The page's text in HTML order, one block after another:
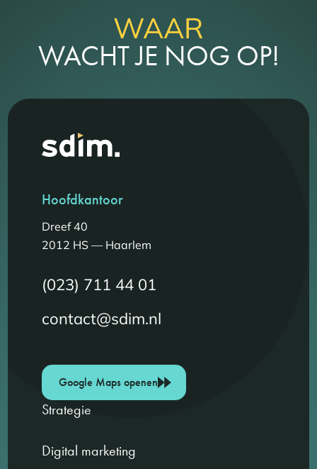
WAAR
WACHT JE NOG OP!
Hoofdkantoor
Dreef 40
2012 HS — Haarlem
(023) 711 44 01
contact@sdim.nl
Google Maps openen
Strategie
Digital marketing